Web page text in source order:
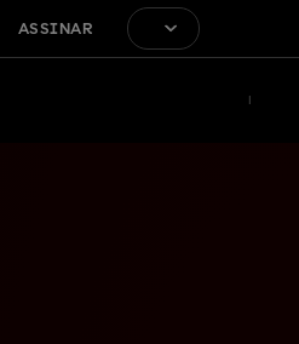
ASSINAR